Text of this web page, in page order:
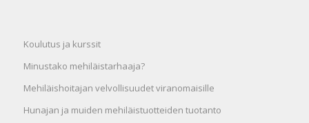
Koulutus ja kurssit
Minustako mehiläistarhaaja?
Mehiläishoitajan velvollisuudet viranomaisille
Hunajan ja muiden mehiläistuotteiden tuotanto